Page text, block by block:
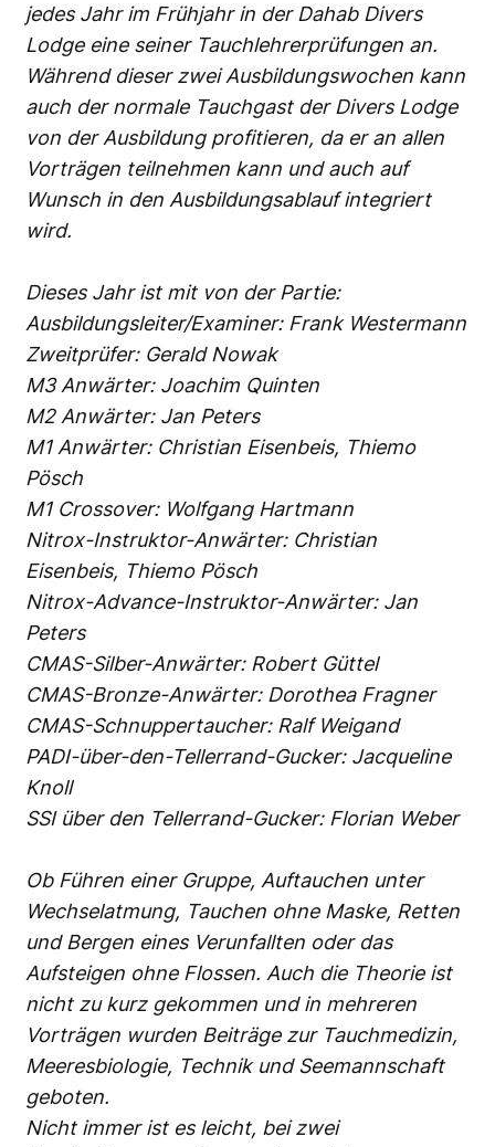
jedes Jahr im Frühjahr in der Dahab Divers
Lodge eine seiner Tauchlehrerprüfungen an.
Während dieser zwei Ausbildungswochen kann
auch der normale Tauchgast der Divers Lodge
von der Ausbildung profitieren, da er an allen
Vorträgen teilnehmen kann und auch auf
Wunsch in den Ausbildungsablauf integriert
wird.
Dieses Jahr ist mit von der Partie:
Ausbildungsleiter/Examiner: Frank Westermann
Zweitprüfer: Gerald Nowak
M3 Anwärter: Joachim Quinten
M2 Anwärter: Jan Peters
M1 Anwärter: Christian Eisenbeis, Thiemo
Pösch
M1 Crossover: Wolfgang Hartmann
Nitrox-Instruktor-Anwärter: Christian
Eisenbeis, Thiemo Pösch
Nitrox-Advance-Instruktor-Anwärter: Jan
Peters
CMAS-Silber-Anwärter: Robert Güttel
CMAS-Bronze-Anwärter: Dorothea Fragner
CMAS-Schnuppertaucher: Ralf Weigand
PADI-über-den-Tellerrand-Gucker: Jacqueline
Knoll
SSI über den Tellerrand-Gucker: Florian Weber
Ob Führen einer Gruppe, Auftauchen unter
Wechselatmung, Tauchen ohne Maske, Retten
und Bergen eines Verunfallten oder das
Aufsteigen ohne Flossen. Auch die Theorie ist
nicht zu kurz gekommen und in mehreren
Vorträgen wurden Beiträge zur Tauchmedizin,
Meeresbiologie, Technik und Seemannschaft
geboten.
Nicht immer ist es leicht, bei zwei